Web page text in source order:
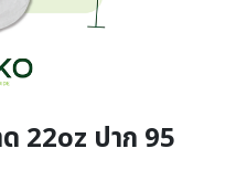
22oz ปาก 95